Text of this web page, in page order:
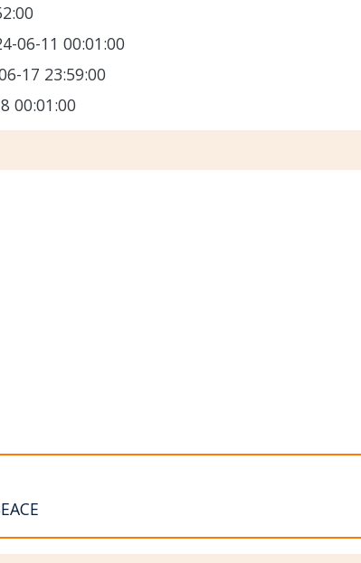
06-11 00:01:00
17 23:59:00
00:01:00